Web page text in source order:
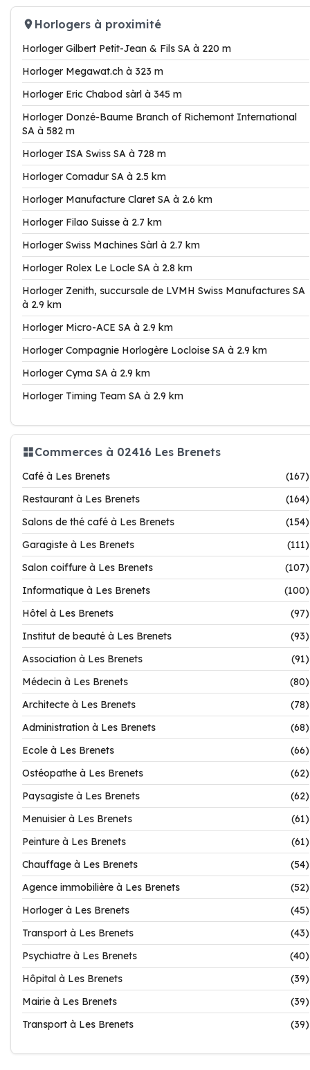
Horlogers à proximité
Horloger Gilbert Petit-Jean & Fils SA à 220 m
Horloger Megawat.ch à 323 m
Horloger Eric Chabod sàrl à 345 m
Horloger Donzé-Baume Branch of Richemont International
SA à 582 m
Horloger ISA Swiss SA à 728 m
Horloger Comadur SA à 2.5 km
Horloger Manufacture Claret SA à 2.6 km
Horloger Filao Suisse à 2.7 km
Horloger Swiss Machines Sàrl à 2.7 km
Horloger Rolex Le Locle SA à 2.8 km
Horloger Zenith, succursale de LVMH Swiss Manufactures SA
à 2.9 km
Horloger Micro-ACE SA à 2.9 km
Horloger Compagnie Horlogère Locloise SA à 2.9 km
Horloger Cyma SA à 2.9 km
Horloger Timing Team SA à 2.9 km
Commerces à 02416 Les Brenets
Café à Les Brenets
(167)
Restaurant à Les Brenets
(164)
Salons de thé café à Les Brenets
(154)
Garagiste à Les Brenets
(111)
Salon coiffure à Les Brenets
(107)
Informatique à Les Brenets
(100)
Hôtel à Les Brenets
(97)
Institut de beauté à Les Brenets
(93)
Association à Les Brenets
(91)
Médecin à Les Brenets
(80)
Architecte à Les Brenets
(78)
Administration à Les Brenets
(68)
Ecole à Les Brenets
(66)
Ostéopathe à Les Brenets
(62)
Paysagiste à Les Brenets
(62)
Menuisier à Les Brenets
(61)
Peinture à Les Brenets
(61)
Chauffage à Les Brenets
(54)
Agence immobilière à Les Brenets
(52)
Horloger à Les Brenets
(45)
Transport à Les Brenets
(43)
Psychiatre à Les Brenets
(40)
Hôpital à Les Brenets
(39)
Mairie à Les Brenets
(39)
Transport à Les Brenets
(39)